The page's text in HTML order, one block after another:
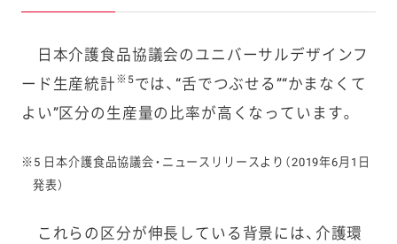
日本介護食品協議会のユニバーサルデザインフ
ード生産統計 ※5では、“舌でつぶせる”“かまなくて
よい”区分の生産量の比率が高くなっています。
※5 日本介護食品協議会・ニュースリリースより（2019年6月1日
発表）
これらの区分が伸長している背景には、介護環